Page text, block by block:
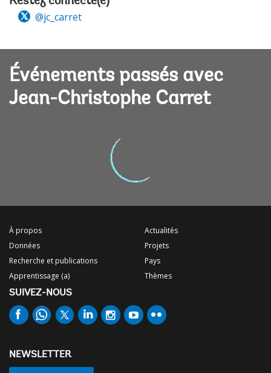
@jc_carret
Événements passés avec
Jean-Christophe Carret
À propos
Données
Recherche et publications
Apprentissage (a)
Actualités
Projets
Pays
Thèmes
SUIVEZ-NOUS
NEWSLETTER